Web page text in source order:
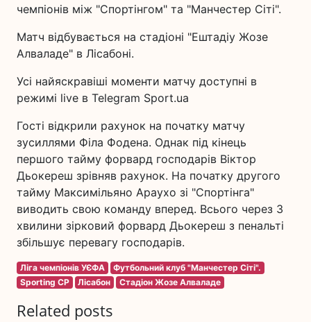
чемпіонів між "Спортінгом" та "Манчестер Сіті".
Матч відбувається на стадіоні "Ештадіу Жозе
Алваладе" в Лісабоні.
Усі найяскравіші моменти матчу доступні в
режимі live в Telegram Sport.ua
Гості відкрили рахунок на початку матчу
зусиллями Філа Фодена. Однак під кінець
першого тайму форвард господарів Віктор
Дьокереш зрівняв рахунок. На початку другого
тайму Максимільяно Араухо зі "Спортінга"
виводить свою команду вперед. Всього через 3
хвилини зірковий форвард Дьокереш з пенальті
збільшує перевагу господарів.
Ліга чемпіонів УЄФА
Футбольний клуб "Манчестер Сіті".
Sporting CP
Лісабон Стадіон Жозе Алваладе
Related posts